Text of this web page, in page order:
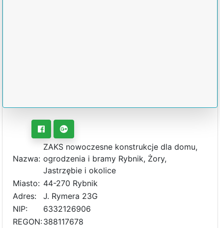
Nazwa:
ZAKS nowoczesne konstrukcje dla domu,
ogrodzenia i bramy Rybnik, Żory,
Jastrzębie i okolice
Miasto: 44-270 Rybnik
Adres:
J. Rymera 23G
NIP:
6332126906
REGON:388117678